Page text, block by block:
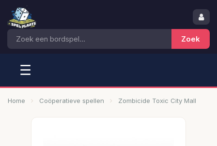
☰
Home Coöperatieve spellen Zombicide Toxic City Mall